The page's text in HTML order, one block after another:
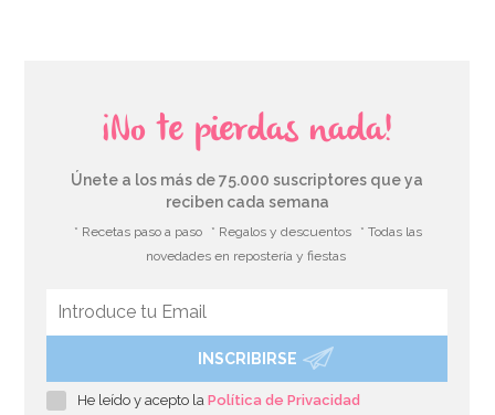
¡No te pierdas nada!
Únete a los más de 75.000 suscriptores que ya
reciben cada semana
* Recetas paso a paso * Regalos y descuentos
* Todas las
novedades en repostería y fiestas
INSCRIBIRSE
He leído y acepto laPolítica de Privacidad